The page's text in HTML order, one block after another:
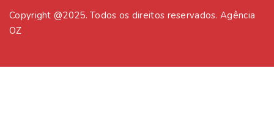
Copyright @2025. Todos os direitos reservados. Agência
OZ